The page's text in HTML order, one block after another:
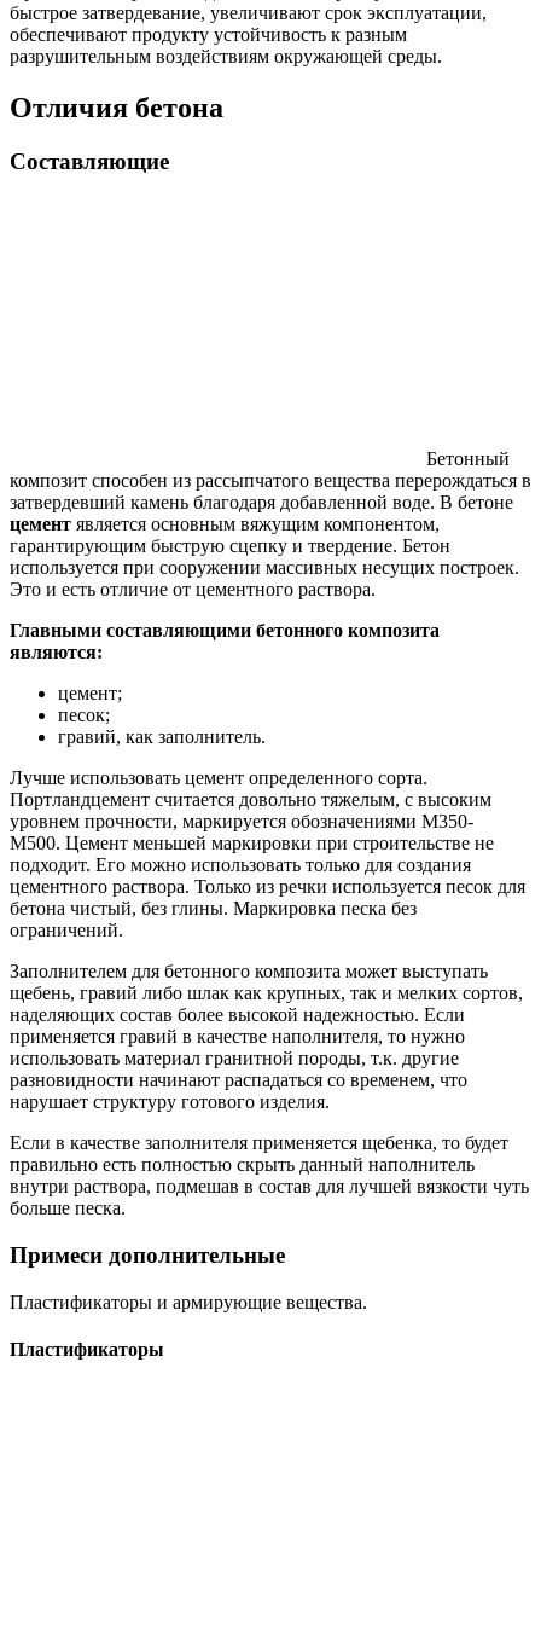
быстрое затвердевание, увеличивают срок эксплуатации,
обеспечивают продукту устойчивость к разным
разрушительным воздействиям окружающей среды.
Отличия бетона
Составляющие
Бетонный
композит способен из рассыпчатого вещества перерождаться в
затвердевший камень благодаря добавленной воде. В бетоне
цемент является основным вяжущим компонентом,
гарантирующим быструю сцепку и твердение. Бетон
используется при сооружении массивных несущих построек.
Это и есть отличие от цементного раствора.
Главными составляющими бетонного композита
являются:
цемент;
песок;
гравий, как заполнитель.
Лучше использовать цемент определенного сорта.
Портландцемент считается довольно тяжелым, с высоким
уровнем прочности, маркируется обозначениями М350-
М500. Цемент меньшей маркировки при строительстве не
подходит. Его можно использовать только для создания
цементного раствора. Только из речки используется песок для
бетона чистый, без глины. Маркировка песка без
ограничений.
Заполнителем для бетонного композита может выступать
щебень, гравий либо шлак как крупных, так и мелких сортов,
наделяющих состав более высокой надежностью. Если
применяется гравий в качестве наполнителя, то нужно
использовать материал гранитной породы, т.к. другие
разновидности начинают распадаться со временем, что
нарушает структуру готового изделия.
Если в качестве заполнителя применяется щебенка, то будет
правильно есть полностью скрыть данный наполнитель
внутри раствора, подмешав в состав для лучшей вязкости чуть
больше песка.
Примеси дополнительные
Пластификаторы и армирующие вещества.
Пластификаторы